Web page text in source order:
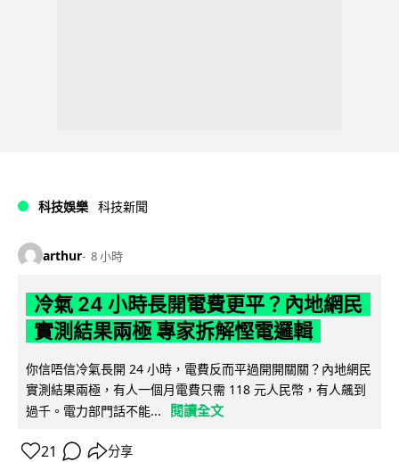
科技娛樂 科技新聞
arthur 8 小時
冷氣 24 小時長開電費更平？內地網民
實測結果兩極 專家拆解慳電邏輯
你信唔信冷氣長開 24 小時，電費反而平過開開關關？內地網民
實測結果兩極，有人一個月電費只需 118 元人民幣，有人飆到
過千。電力部門話不能...
閱讀全文
21 分享